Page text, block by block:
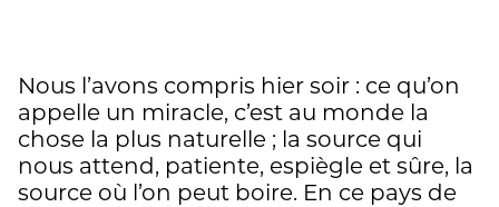
Nous l’avons compris hier soir : ce qu’on
appelle un miracle, c’est au monde la
chose la plus naturelle ; la source qui
nous attend, patiente, espiègle et sûre, la
source où l’on peut boire. En ce pays de